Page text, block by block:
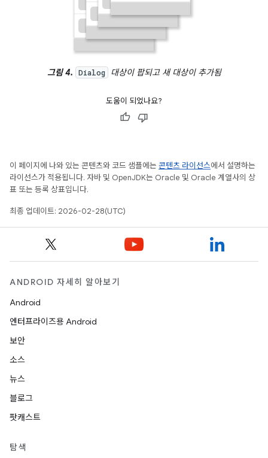
그림 4. Dialog 대상이 팝되고 새 대상이 추가됨
도움이 되었나요?
이 페이지에 나와 있는 콘텐츠와 코드 샘플에는 콘텐츠 라이선스에서 설명하는
라이선스가 적용됩니다. 자바 및 OpenJDK는 Oracle 및 Oracle 계열사의 상
표 또는 등록 상표입니다.
최종 업데이트: 2026-02-28(UTC)
ANDROID 자세히 알아보기
Android
엔터프라이즈용 Android
보안
소스
뉴스
블로그
팟캐스트
탐색